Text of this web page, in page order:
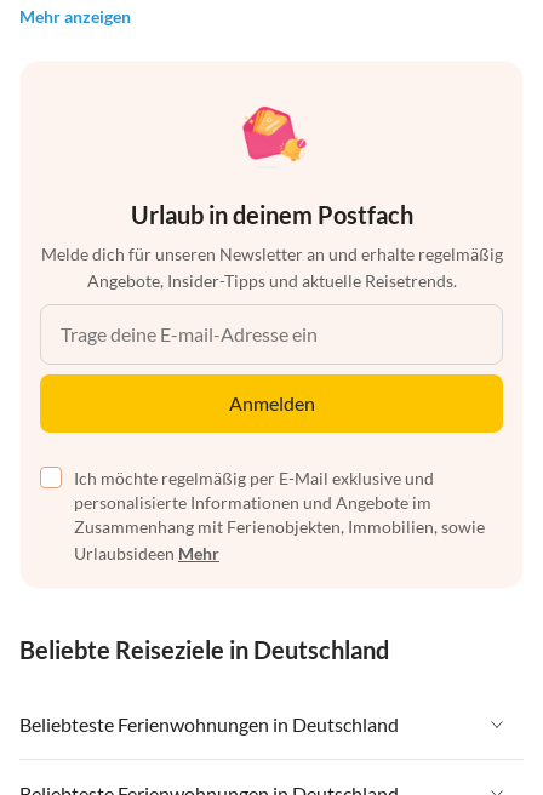
Mehr anzeigen
Urlaub in deinem Postfach
Melde dich für unseren Newsletter an und erhalte regelmäßig
Angebote, Insider-Tipps und aktuelle Reisetrends.
Anmelden
Ich möchte regelmäßig per E-Mail exklusive und
personalisierte Informationen und Angebote im
Zusammenhang mit Ferienobjekten, Immobilien, sowie
Urlaubsideen Mehr
Beliebte Reiseziele in Deutschland
Beliebteste Ferienwohnungen in Deutschland
Ferienwohnungen in Deutschland